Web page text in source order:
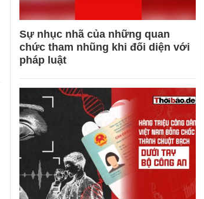
Sự nhục nhã của những quan
chức tham nhũng khi đối diện với
pháp luật